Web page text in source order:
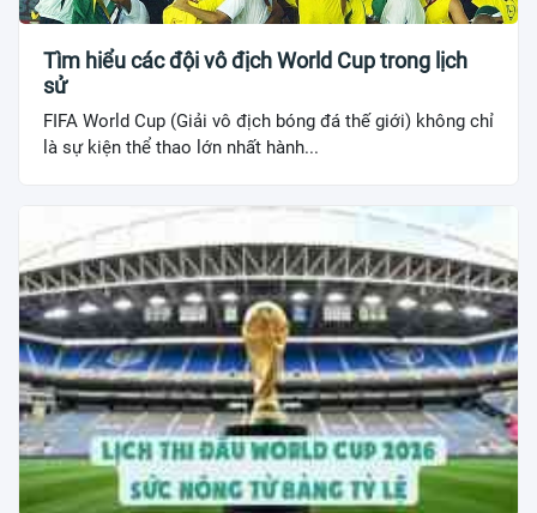
Tìm hiểu các đội vô địch World Cup trong lịch
sử
FIFA World Cup (Giải vô địch bóng đá thế giới) không chỉ
là sự kiện thể thao lớn nhất hành...